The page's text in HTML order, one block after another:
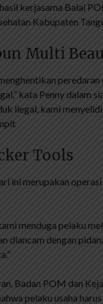
kerjasama Balai
Kabupaten
Multi
kata Penny dalam
ilegal, kami
Tools
ini merupakan
menduga pelaku
diancam dengan
Badan POM dan
pelaku usaha